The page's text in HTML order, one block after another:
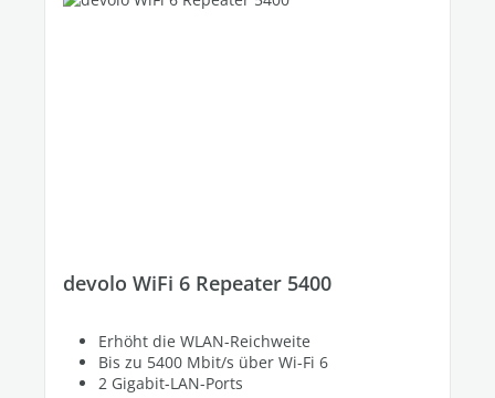
devolo WiFi 6 Repeater 5400
Erhöht die WLAN-Reichweite
Bis zu 5400 Mbit/s über Wi-Fi 6
2 Gigabit-LAN-Ports